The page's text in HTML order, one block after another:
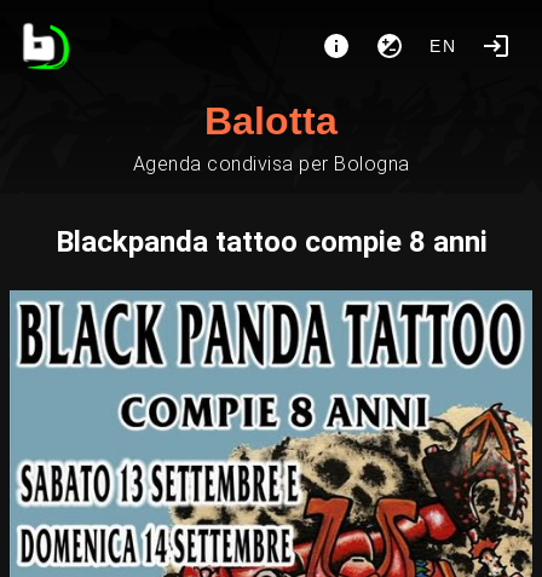
EN
Balotta
Agenda condivisa per Bologna
Blackpanda tattoo compie 8 anni